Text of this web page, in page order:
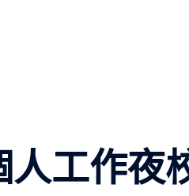
人工作夜